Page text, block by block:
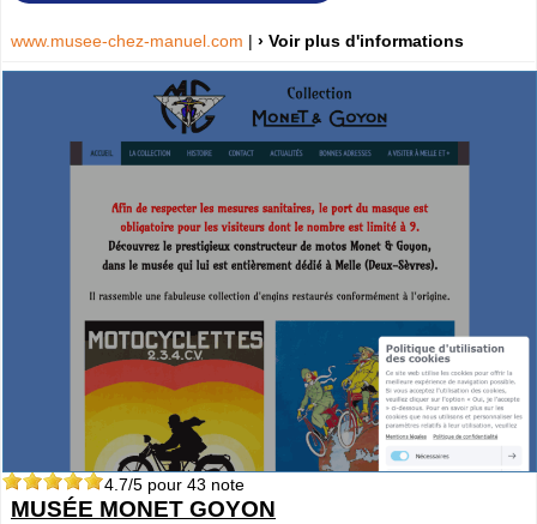
www.musee-chez-manuel.com | › Voir plus d'informations
4.7/5 pour 43 note
MUSÉE MONET GOYON